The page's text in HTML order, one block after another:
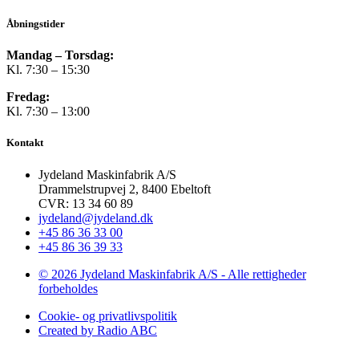
Åbningstider
Mandag – Torsdag:
Kl. 7:30 – 15:30
Fredag:
Kl. 7:30 – 13:00
Kontakt
Jydeland Maskinfabrik A/S
Drammelstrupvej 2, 8400 Ebeltoft
CVR: 13 34 60 89
jydeland@jydeland.dk
+45 86 36 33 00
+45 86 36 39 33
© 2026 Jydeland Maskinfabrik A/S - Alle rettigheder
forbeholdes
Cookie- og privatlivspolitik
Created by Radio ABC